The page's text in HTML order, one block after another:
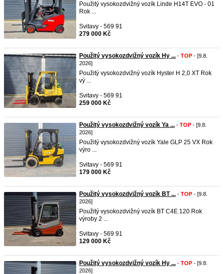
Použitý vysokozdvižný vozík Linde H14T EVO - 01
Rok ...
Svitavy - 569 91
279 000 Kč
Použitý vysokozdvižný vozík Hy ... - TOP - [9.8.
2026]
Použitý vysokozdvižný vozík Hyster H 2,0 XT Rok
vý ...
Svitavy - 569 91
259 000 Kč
Použitý vysokozdvižný vozík Ya ... - TOP - [9.8.
2026]
Použitý vysokozdvižný vozík Yale GLP 25 VX Rok
výro ...
Svitavy - 569 91
179 000 Kč
Použitý vysokozdvižný vozík BT ... - TOP - [9.8.
2026]
Použitý vysokozdvižný vozík BT C4E 120 Rok
výroby 2 ...
Svitavy - 569 91
129 000 Kč
Použitý vysokozdvižný vozík Hy ... - TOP - [9.8.
2026]